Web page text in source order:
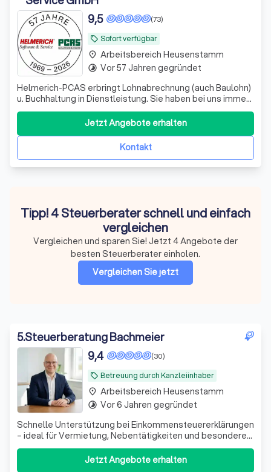
local_offer Sofort verfügbar
(73)
9,5
Helmerich-PCAS erbringt Lohnabrechnung (auch Baulohn)
u. Buchhaltung in Dienstleistung. Sie haben bei uns immer
einen festen Ansprechpartner, den Sie per Telefon,
Telefax oder eMail erreichen können.
Kontakt
Jetzt Angebote erhalten
place Arbeitsbereich Heusenstamm
timelapse Vor 57 Jahren gegründet
Tipp! 4 Steuerberater schnell und einfach
vergleichen
Vergleichen und sparen Sie! Jetzt 4 Angebote der
besten Steuerberater einholen.
Vergleichen Sie jetzt
5.Steuerberatung Bachmeier
local_offer Betreuung durch Kanzleiinhaber
(30)
9,4
Schnelle Unterstützung bei Einkommensteuererklärungen
– ideal für Vermietung, Nebentätigkeiten und besondere
private Situationen. Persönlich und unkompliziert.
Jetzt Angebote erhalten
place Arbeitsbereich Heusenstamm
timelapse Vor 6 Jahren gegründet